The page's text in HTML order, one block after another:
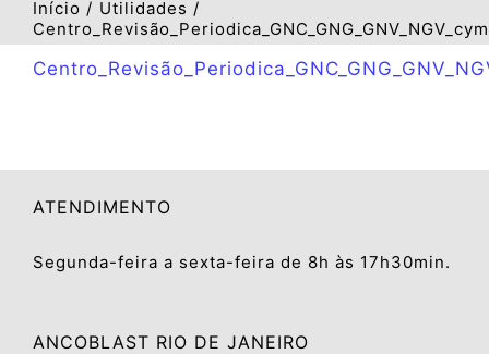
Início
Utilidades
ATENDIMENTO
Segunda-feira a sexta-feira de 8h às 17h30min.
ANCOBLAST RIO DE JANEIRO